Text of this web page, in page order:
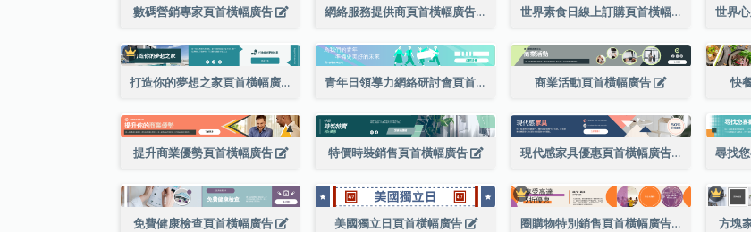
數碼營銷專家頁首橫幅廣告 網絡服務提供商頁首橫幅廣告 世界素食日線上訂購頁首橫幅廣告
打造你的夢想之家頁首橫幅廣告 青年日領導力網絡研討會頁首橫幅廣告 商業活動頁首橫幅廣告 快
提升商業優勢頁首橫幅廣告 特價時裝銷售頁首橫幅廣告 現代感家具優惠頁首橫幅廣告
免費健康檢查頁首橫幅廣告 美國獨立日頁首橫幅廣告 圈購物特別銷售頁首橫幅廣告 方塊